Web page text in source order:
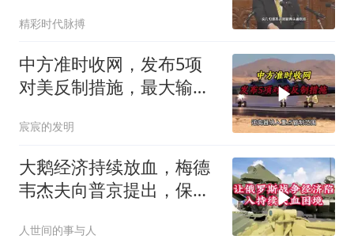
精彩时代脉搏
中方准时收网，发布5项
对美反制措施，最大输家
宸宸的发明
大鹅经济持续放血，梅德
韦杰夫向普京提出，保住
人世间的事与人